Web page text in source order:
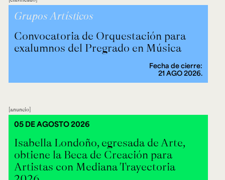
Grupos Artísticos
Convocatoria de Orquestación para
exalumnos del Pregrado en Música
Fecha de cierre:
21 AGO 2026.
anuncio
Isabella Londoño, egresada de Arte,
obtiene la Beca de Creación para
Artistas con Mediana Trayectoria
05 DE AGOSTO 2026